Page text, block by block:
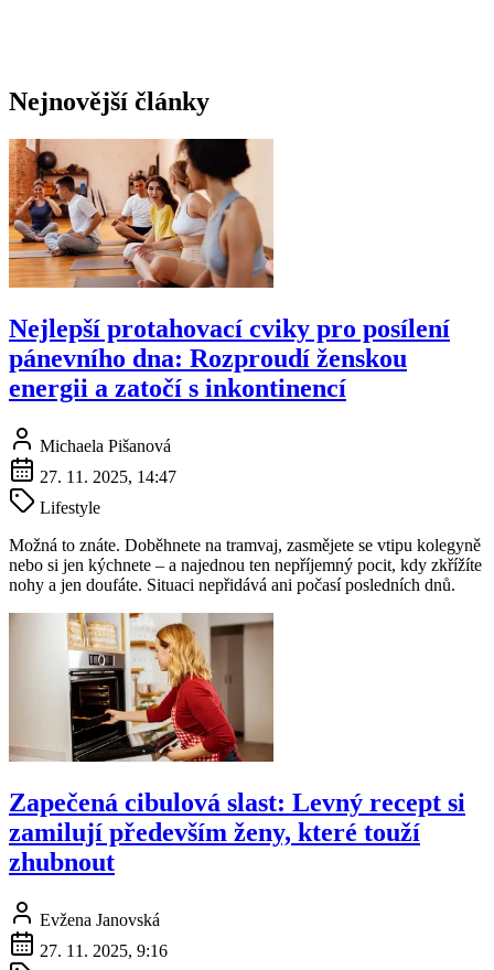
Nejnovější články
Nejlepší protahovací cviky pro posílení
pánevního dna: Rozproudí ženskou
energii a zatočí s inkontinencí
Michaela Pišanová
27. 11. 2025, 14:47
Lifestyle
Možná to znáte. Doběhnete na tramvaj, zasmějete se vtipu kolegyně
nebo si jen kýchnete – a najednou ten nepříjemný pocit, kdy zkřížíte
nohy a jen doufáte. Situaci nepřidává ani počasí posledních dnů.
Zapečená cibulová slast: Levný recept si
zamilují především ženy, které touží
zhubnout
Evžena Janovská
27. 11. 2025, 9:16